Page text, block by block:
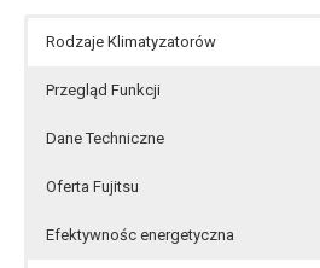
Rodzaje Klimatyzatorów
Przegląd Funkcji
Dane Techniczne
Oferta Fujitsu
Efektywnośc energetyczna